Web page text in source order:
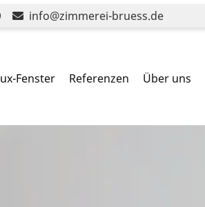
info@zimmerei-bruess.de
Fenster Referenzen Über uns